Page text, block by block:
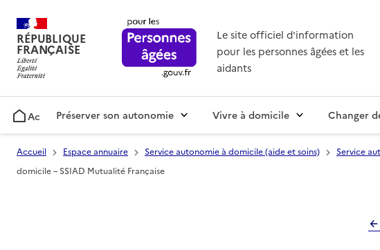
RÉPUBLIQUE
FRANÇAISE
Le site officiel d'information
pour les personnes âgées et les
aidants
AccueilPréserver son autonomie Vivre à domicile Changer
Accueil Espace annuaire Service autonomie à domicile (aide et soins) Service
domicile – SSIAD Mutualité Française